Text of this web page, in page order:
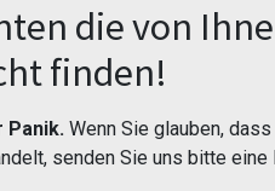
die von
finden!
Panik. Wenn Sie glauben,
senden Sie uns bitte eine